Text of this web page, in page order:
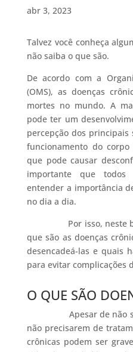
abr 3, 2023
Talvez você conheça
não saiba o que são.
De acordo com a
(OMS), as doenças
mortes no mundo. A
pode ter um
percepção dos
funcionamento do
que pode causar
importante que todos
entender a importância
no dia a dia.
Por isso, neste
que são as doenças
desencadeá-las e quais
para evitar complicações
O QUE SÃO
Apesar de não
não precisarem de
crônicas podem ser